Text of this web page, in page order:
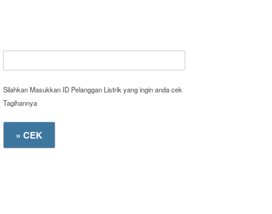
Silahkan Masukkan ID Pelanggan Listrik yang ingin anda cek
Tagihannya